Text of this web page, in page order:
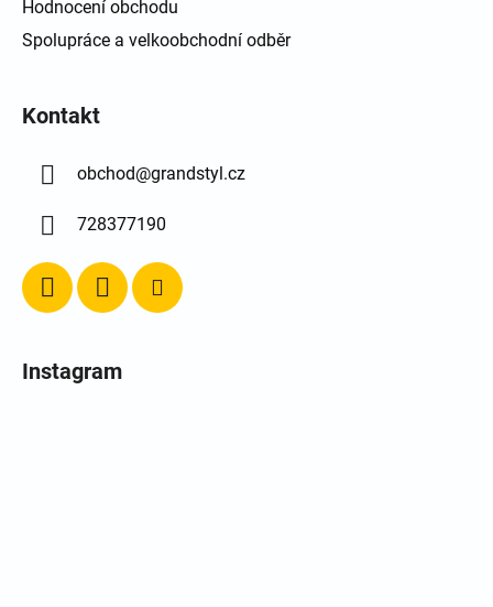
Hodnocení obchodu
Spolupráce a velkoobchodní odběr
Kontakt
obchod@grandstyl.cz
728377190
Instagram